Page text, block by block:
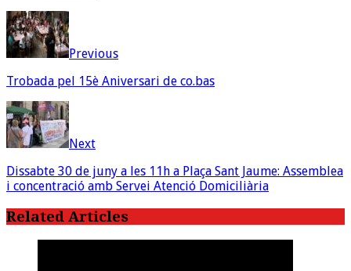
Previous
Trobada pel 15è Aniversari de co.bas
Next
Dissabte 30 de juny a les 11h a Plaça Sant Jaume: Assemblea
i concentració amb Servei Atenció Domiciliària
Related Articles